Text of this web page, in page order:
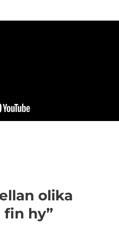
olika
fin hy”